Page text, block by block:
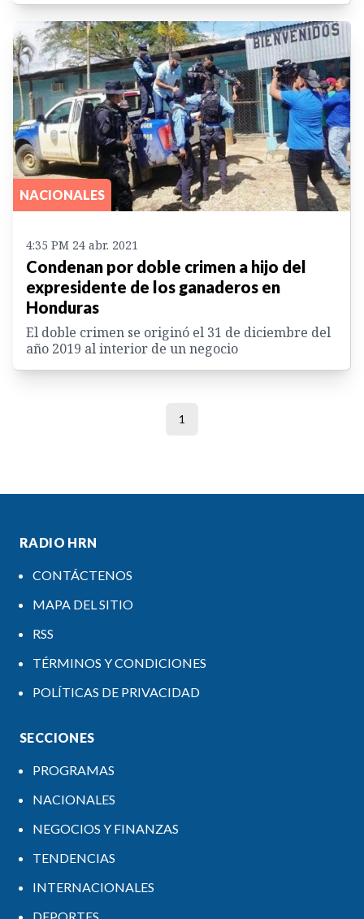
NACIONALES
4:35 PM 24 abr. 2021
Condenan por doble crimen a hijo del
expresidente de los ganaderos en
Honduras
El doble crimen se originó el 31 de diciembre del
año 2019 al interior de un negocio
1
RADIO HRN
CONTÁCTENOS
MAPA DEL SITIO
RSS
TÉRMINOS Y CONDICIONES
POLÍTICAS DE PRIVACIDAD
SECCIONES
PROGRAMAS
NACIONALES
NEGOCIOS Y FINANZAS
TENDENCIAS
INTERNACIONALES
DEPORTES